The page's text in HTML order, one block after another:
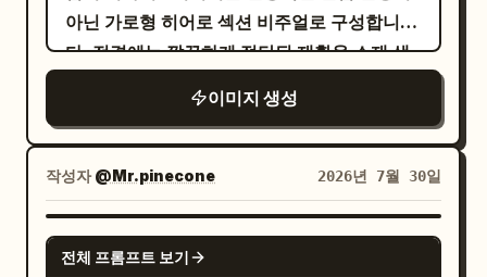
학습 모듈을 사용하세요. 여백을 충분히 활용
하세요. 순수 플랫 컬러와 깔끔한 라인 아트를
사용하세요. 그라데이션, 그림자, 3D, 광택 효
크는 제외하세요. 모든 본문 텍스트는 어둡고
읽기 쉽게 유지하세요. 제공된 영어, IPA, 간체
중국어를 추가 텍스트 없이 정확하게 복제하세
요.
인트들이 있습니다. 다크 틸, 블랙, 건메탈 색상
팔레트를 사용하고 따뜻한 불꽃과 빛나는 액센
트를 더하세요. 고디테일 3D 렌더링 품질, 얕은
피사계 심도, 칩에서 나오는 드라마틱한 측면
조명, 은은한 볼륨감 있는 안개, 미래지향적인
분위기를 연출하며, 로봇은 오른쪽 3분의 1을
차지하고 회로가 왼쪽 3분의 2를 가로질러 확
장되는 구도를 사용하세요. 형식은
와이드 16:9 시네마틱 배너
아닌 가로형 히어로 섹션 비주얼로 구성합니
다. 전경에는 깔끔하게 절단된 재활용 소재 샘
치가 배치되어 있고, 중경에는 반투명 데이터
카드와 브랜드 타이틀이 위치하며, 배경은 조
명이 조절된 현대적인 워크숍 공간으로 설정합
니다. 데스크톱 히어로 비율을 사용하며, 왼쪽
에는 정보 영역, 오른쪽에는 제품/소재 디스플
레이, 상단에는 명확한 내비게이션 간격을 배
이미지 생성
작성자@Mr.pinecone 2026년 7월 30일
GPT IMAGE 2
전체 프롬프트 보기